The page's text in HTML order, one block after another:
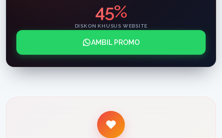
45%
DISKON KHUSUS WEBSITE
AMBIL PROMO